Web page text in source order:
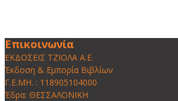
Επικοινωνία
ΕΚΔΟΣΕΙΣ ΤΖΙΟΛΑ Α.Ε.
Έκδοση & Εμπορία Βιβλίων
Γ.Ε.ΜΗ. : 118905104000
Έδρα: ΘΕΣΣΑΛΟΝΙΚΗ